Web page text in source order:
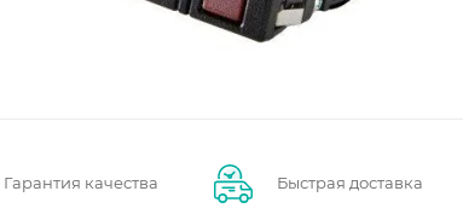
Гарантия качества Быстрая доставка